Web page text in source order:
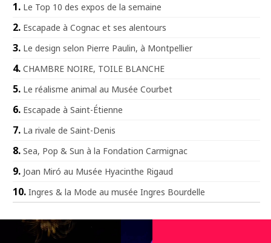
Le Top 10 des expos de la semaine
Escapade à Cognac et ses alentours
Le design selon Pierre Paulin, à Montpellier
CHAMBRE NOIRE, TOILE BLANCHE
Le réalisme animal au Musée Courbet
Escapade à Saint-Étienne
La rivale de Saint-Denis
Sea, Pop & Sun à la Fondation Carmignac
Joan Miró au Musée Hyacinthe Rigaud
Ingres & la Mode au musée Ingres Bourdelle